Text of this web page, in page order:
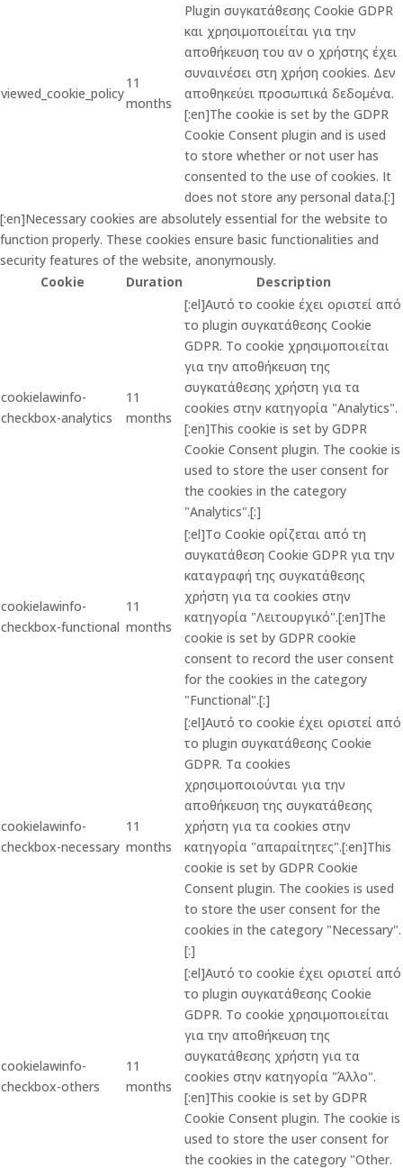
viewed_cookie_policy
11
months
Plugin συγκατάθεσης Cookie GDPR
και χρησιμοποιείται για την
αποθήκευση του αν ο χρήστης έχει
συναινέσει στη χρήση cookies. Δεν
αποθηκεύει προσωπικά δεδομένα.
[:en]The cookie is set by the GDPR
Cookie Consent plugin and is used
to store whether or not user has
consented to the use of cookies. It
does not store any personal data.[:]
[:en]Necessary cookies are absolutely essential for the website to
function properly. These cookies ensure basic functionalities and
security features of the website, anonymously.
Cookie
Duration Description
cookielawinfo-
checkbox-analytics
11
months
[:el]Αυτό το cookie έχει οριστεί από
το plugin συγκατάθεσης Cookie
GDPR. Το cookie χρησιμοποιείται
για την αποθήκευση της
συγκατάθεσης χρήστη για τα
cookies στην κατηγορία "Analytics".
[:en]This cookie is set by GDPR
Cookie Consent plugin. The cookie is
used to store the user consent for
the cookies in the category
"Analytics".[:]
cookielawinfo-
checkbox-functional
11
months
[:el]Το Cookie ορίζεται από τη
συγκατάθεση Cookie GDPR για την
καταγραφή της συγκατάθεσης
χρήστη για τα cookies στην
κατηγορία "Λειτουργικό".[:en]The
cookie is set by GDPR cookie
consent to record the user consent
for the cookies in the category
"Functional".[:]
cookielawinfo-
checkbox-necessary
11
months
[:el]Αυτό το cookie έχει οριστεί από
το plugin συγκατάθεσης Cookie
GDPR. Τα cookies
χρησιμοποιούνται για την
αποθήκευση της συγκατάθεσης
χρήστη για τα cookies στην
κατηγορία "απαραίτητες".[:en]This
cookie is set by GDPR Cookie
Consent plugin. The cookies is used
to store the user consent for the
cookies in the category "Necessary".
[:]
cookielawinfo-
checkbox-others
11
months
[:el]Αυτό το cookie έχει οριστεί από
το plugin συγκατάθεσης Cookie
GDPR. Το cookie χρησιμοποιείται
για την αποθήκευση της
συγκατάθεσης χρήστη για τα
cookies στην κατηγορία "Άλλο".
[:en]This cookie is set by GDPR
Cookie Consent plugin. The cookie is
used to store the user consent for
the cookies in the category "Other.